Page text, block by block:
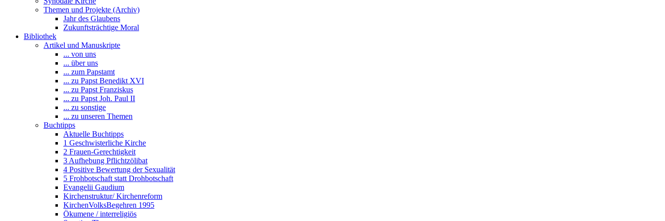
Themen und Projekte (Archiv)
Jahr des Glaubens
Zukunftsträchtige Moral
Bibliothek
Artikel und Manuskripte
... von uns
... über uns
... zum Papstamt
... zu Papst Benedikt XVI
... zu Papst Franziskus
... zu Papst Joh. Paul II
... zu sonstige
... zu unseren Themen
Buchtipps
Aktuelle Buchtipps
1 Geschwisterliche Kirche
2 Frauen-Gerechtigkeit
3 Aufhebung Pflichtzölibat
4 Positive Bewertung der Sexualität
5 Frohbotschaft statt Drohbotschaft
Evangelii Gaudium
Kirchenstruktur/ Kirchenreform
KirchenVolksBegehren 1995
Ökumene / interreligiös